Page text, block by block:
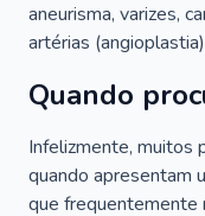
aneurisma, varizes,
artérias
Quando
Infelizmente, muitos
quando apresentam
que frequentemente